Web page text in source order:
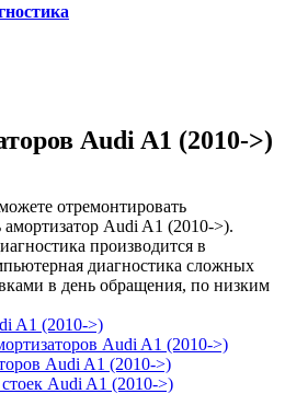
Audi A1 (2010->)
отремонтировать
амортизатор Audi A1 (2010->).
производится в
диагностика сложных
в день обращения, по низким
A1 (2010->)
Audi A1 (2010->)
Audi A1 (2010->)
Audi A1 (2010->)